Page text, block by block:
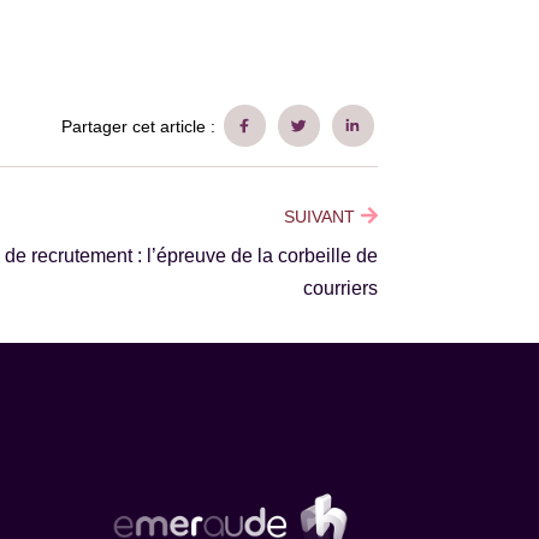
Partager cet article :
SUIVANT
de recrutement : l’épreuve de la corbeille de
courriers